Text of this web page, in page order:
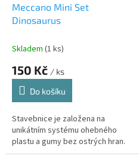
Meccano Mini Set
Dinosaurus
Skladem (1 ks)
150 Kč / ks
Do košíku
Stavebnice je založena na
unikátním systému ohebného
plastu a gumy bez ostrých hran.